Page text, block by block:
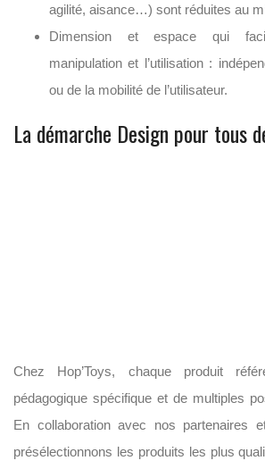
agilité, aisance…) sont réduites au
Dimension et espace qui
manipulation et l’utilisation :
ou de la mobilité de l’utilisateur.
La démarche Design pour tous
Chez Hop’Toys, chaque produit
pédagogique spécifique et de multiples
En collaboration avec nos partenaires
présélectionnons les produits les plus